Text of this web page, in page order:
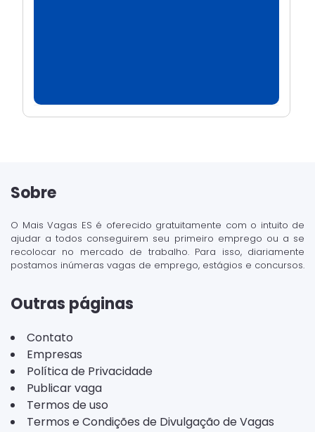
Sobre
O Mais Vagas ES é oferecido gratuitamente com o intuito de
ajudar a todos conseguirem seu primeiro emprego ou a se
recolocar no mercado de trabalho. Para isso, diariamente
postamos inúmeras vagas de emprego, estágios e concursos.
Outras páginas
Contato
Empresas
Política de Privacidade
Publicar vaga
Termos de uso
Termos e Condições de Divulgação de Vagas